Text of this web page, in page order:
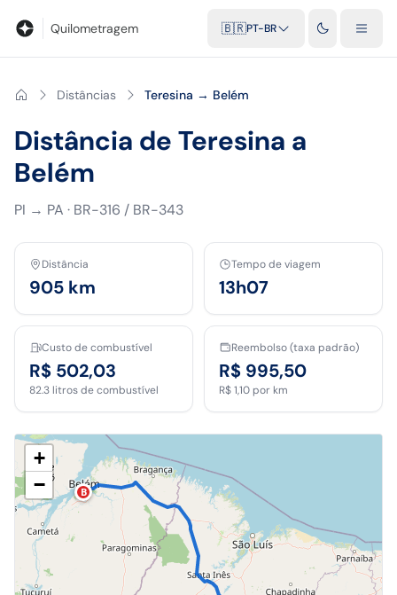
Quilometragem 🇧🇷PT-BR
Distâncias Teresina → Belém
Distância de Teresina a
Belém
PI → PA · BR-316 / BR-343
Distância
905 km
Tempo de viagem
13h07
Custo de combustível
R$ 502,03
82.3 litros de combustível
Reembolso (taxa padrão)
R$ 995,50
R$ 1,10 por km
B
+
−